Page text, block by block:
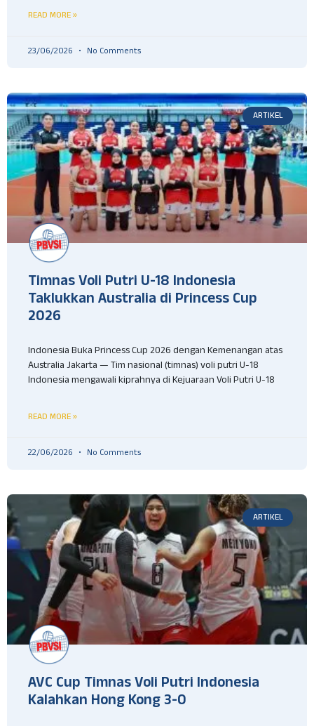
READ MORE »
23/06/2026 No Comments
ARTIKEL
Timnas Voli Putri U-18 Indonesia
Taklukkan Australia di Princess Cup
2026
Indonesia Buka Princess Cup 2026 dengan Kemenangan atas
Australia Jakarta — Tim nasional (timnas) voli putri U-18
Indonesia mengawali kiprahnya di Kejuaraan Voli Putri U-18
READ MORE »
22/06/2026 No Comments
ARTIKEL
AVC Cup Timnas Voli Putri Indonesia
Kalahkan Hong Kong 3-0